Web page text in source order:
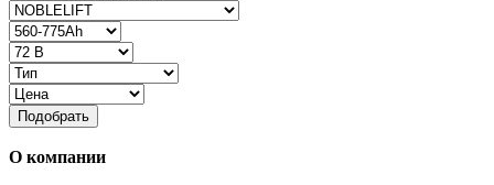
Подобрать
О компании